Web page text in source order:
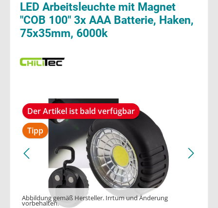
LED Arbeitsleuchte mit Magnet
"COB 100" 3x AAA Batterie, Haken,
75x35mm, 6000k
Der Artikel ist bald verfügbar
Tipp
Abbildung gemäß Hersteller. Irrtum und Änderung
vorbehalten.